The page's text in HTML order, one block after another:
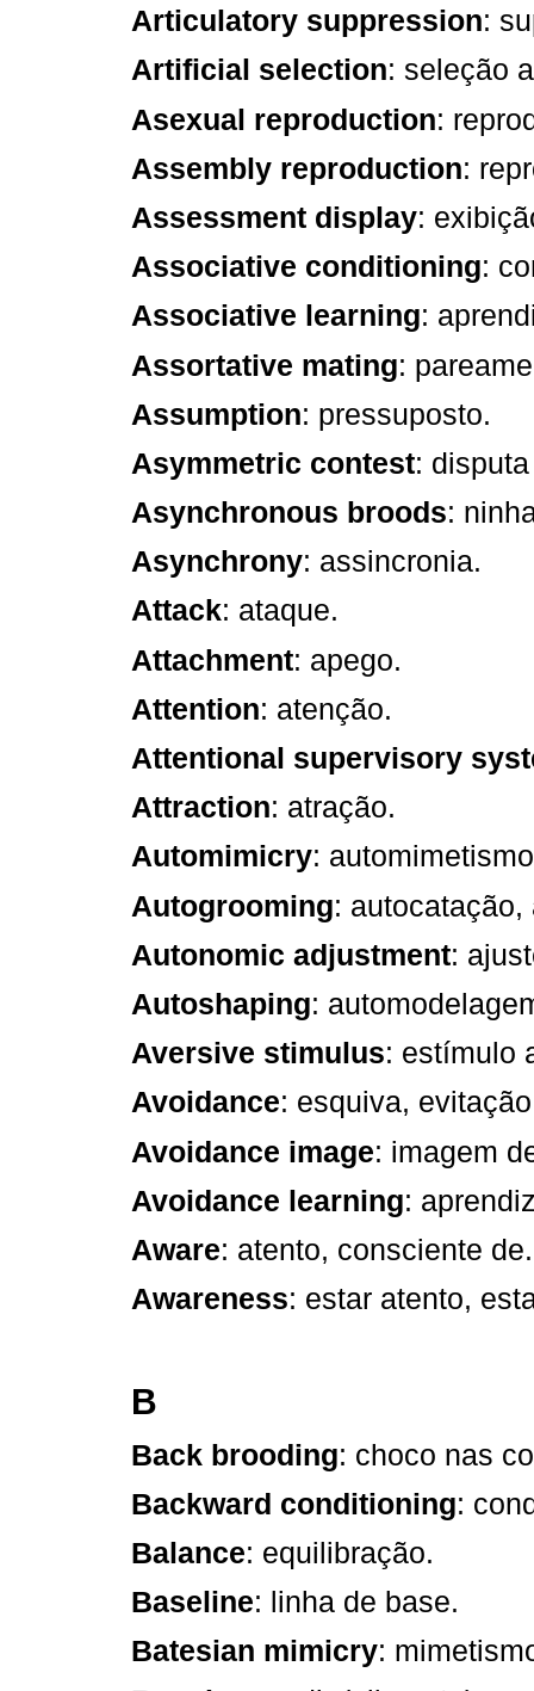
Articulatory suppression:
Artificial selection: seleção
Asexual reproduction:
Assembly reproduction:
Assessment display:
Associative conditioning:
Associative learning:
Assortative mating:
Assumption: pressuposto.
Asymmetric contest:
Asynchronous broods:
Asynchrony: assincronia.
Attack: ataque.
Attachment: apego.
Attention: atenção.
Attentional supervisory
Attraction: atração.
Automimicry:
Autogrooming:
Autonomic adjustment:
Autoshaping:
Aversive stimulus: estímulo
Avoidance: esquiva,
Avoidance image: imagem
Avoidance learning:
Aware: atento, consciente de.
Awareness: estar atento,
B
Back brooding: choco nas
Backward conditioning:
Balance: equilibração.
Baseline: linha de base.
Batesian mimicry: